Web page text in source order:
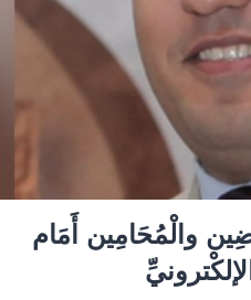
والْمُحَامِين أَمَام